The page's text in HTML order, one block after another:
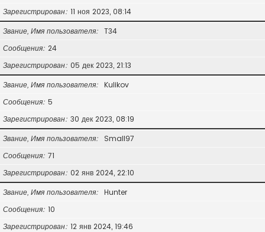
Зарегистрирован 11 ноя 2023, 08:14
Звание, Имя пользователя
T34
Сообщения 24
Зарегистрирован 05 дек 2023, 21:13
Звание, Имя пользователя
Kulikov
Сообщения 5
Зарегистрирован 30 дек 2023, 08:19
Звание, Имя пользователя
Small97
Сообщения 71
Зарегистрирован 02 янв 2024, 22:10
Звание, Имя пользователя
Hunter
Сообщения 10
Зарегистрирован 12 янв 2024, 19:46